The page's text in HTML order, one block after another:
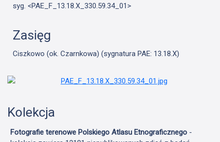
syg. <PAE_F_13.18.X_330.59.34_01>
Zasięg
Ciszkowo (ok. Czarnkowa) (sygnatura PAE: 13.18.X)
Kolekcja
Fotografie terenowe Polskiego Atlasu Etnograficznego -